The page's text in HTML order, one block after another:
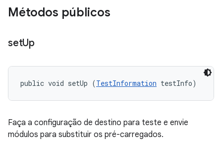
Métodos públicos
setUp
public void setUp (TestInformation testInfo)
Faça a configuração de destino para teste e envie
módulos para substituir os pré-carregados.